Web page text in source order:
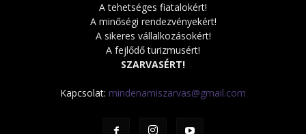
A tehetséges fiatalokért!
A minőségi rendezvényekért!
A sikeres vállalkozásokért!
A fejlődő turizmusért!
SZARVASÉRT!
Kapcsolat: mindenamiszarvas@gmail.com